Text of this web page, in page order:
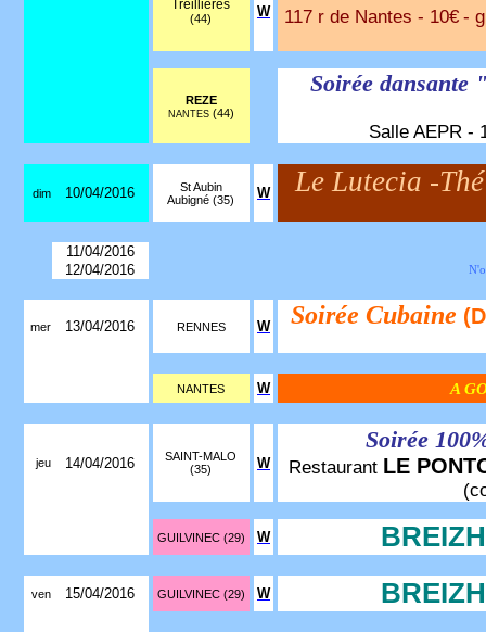
Treillières
(44) W 117 r de Nantes - 10€ -
REZE
NANTES (44)
Soirée dansante
Salle AEPR -
dim 10/04/2016
St Aubin
Aubigné (35)
W Le Lutecia -
11/04/2016
12/04/2016
mer 13/04/2016 RENNES W Soirée Cubaine
NANTES W A
jeu 14/04/2016
SAINT-MALO
(35)
W
Soirée
Restaurant LE
GUILVINEC (29) W
ven 15/04/2016 GUILVINEC (29) W